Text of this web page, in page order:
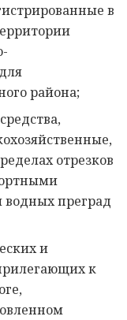
в
района;
отрезков
водных преград
и
к